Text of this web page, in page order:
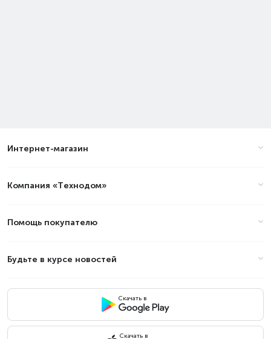
Интернет-магазин
Компания «Технодом»
Помощь покупателю
Будьте в курсе новостей
Скачать в
Скачать в